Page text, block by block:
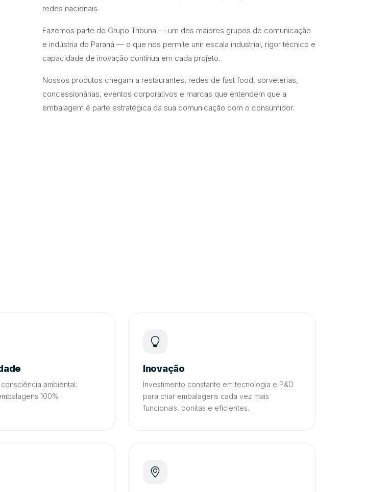
redes nacionais.
Fazemos parte do Grupo Tribuna — um dos maiores grupos de comunicação
e indústria do Paraná — o que nos permite unir escala industrial, rigor técnico e
capacidade de inovação contínua em cada projeto.
Nossos produtos chegam a restaurantes, redes de fast food, sorveterias,
concessionárias, eventos corporativos e marcas que entendem que a
embalagem é parte estratégica da sua comunicação com o consumidor.
ambiental:
100%
Inovação
Investimento constante em tecnologia e P&D
para criar embalagens cada vez mais
funcionais, bonitas e eficientes.